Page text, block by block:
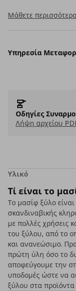
Μάθετε
Υπηρεσία
Οδηγίες
Λήψη αρχείου
Υλικό
Τί είναι το
Το μασίφ ξύλο
σκανδιναβικής
με πολλές χρήσεις
του ξύλου, από το
και ανανεώσιμο.
πρώτη ύλη όσο το
αποφεύγουμε την
υποδομές ώστε να
ξύλου στα προϊόντα